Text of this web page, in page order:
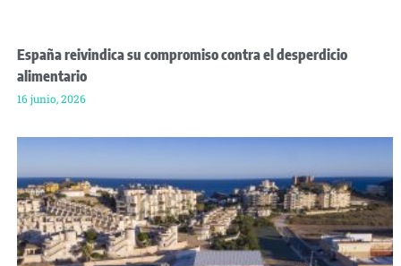
España reivindica su compromiso contra el desperdicio
alimentario
16 junio, 2026